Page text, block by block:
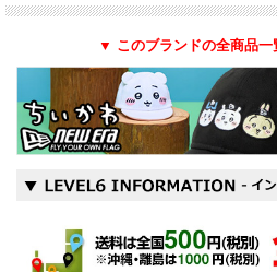
▼ このブランドの全商品